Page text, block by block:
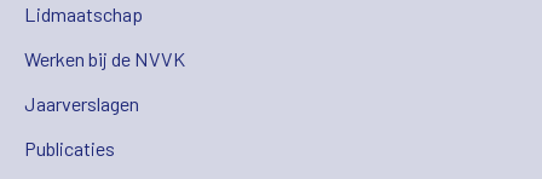
Lidmaatschap
Werken bij de NVVK
Jaarverslagen
Publicaties